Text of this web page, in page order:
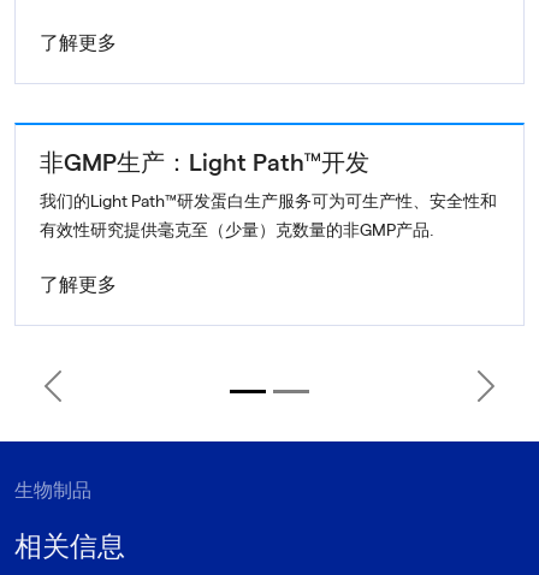
了解更多
非GMP生产：Light Path™开发
我们的Light Path™研发蛋白生产服务可为可生产性、安全性和
有效性研究提供毫克至（少量）克数量的非GMP产品.
了解更多
Previous Next
生物制品
相关信息